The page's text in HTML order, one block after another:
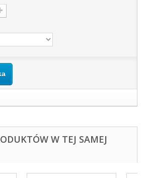
W TEJ SAMEJ